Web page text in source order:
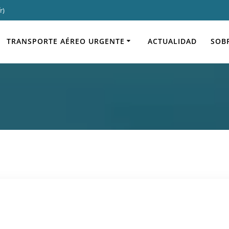
TRANSPORTE AÉREO URGENTE ACTUALIDAD
chárter –